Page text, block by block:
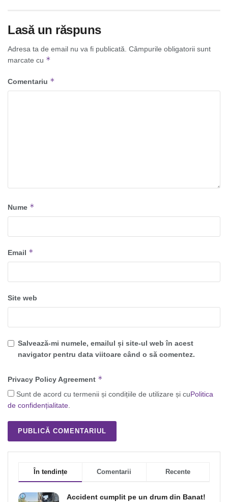
Lasă un răspuns
Adresa ta de email nu va fi publicată. Câmpurile obligatorii sunt
marcate cu *
Comentariu *
Nume *
Email *
Site web
Salvează-mi numele, emailul și site-ul web în acest
navigator pentru data viitoare când o să comentez.
Privacy Policy Agreement *
Sunt de acord cu termenii și condițiile de utilizare și cuPolitica
de confidențialitate.
În tendințe Comentarii Recente
Accident cumplit pe un drum din Banat!